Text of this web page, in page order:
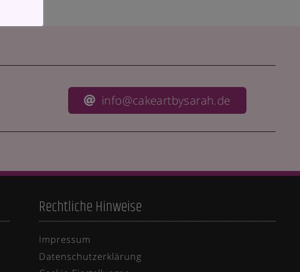
info@cakeartbysarah.de
Rechtliche Hinweise
Impressum
Datenschutzerklärung